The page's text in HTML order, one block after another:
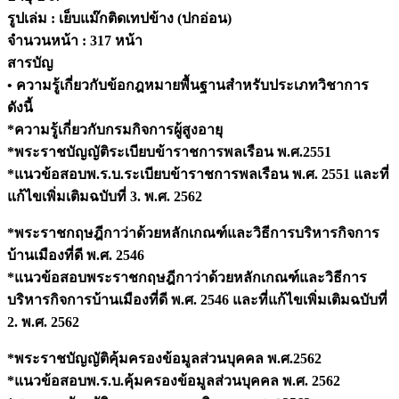
สูง
อายุ
ปี
67
quantity
รูปเล่ม : เย็บแม๊กติดเทปข้าง (ปกอ่อน)
จำนวนหน้า : 317 หน้า
สารบัญ
• ความรู้เกี่ยวกับข้อกฎหมายพื้นฐานสำหรับประเภทวิชาการ
ดังนี้
*ความรู้เกี่ยวกับกรมกิจการผู้สูงอายุ
*พระราชบัญญัติระเบียบข้าราชการพลเรือน พ.ศ.2551
*แนวข้อสอบพ.ร.บ.ระเบียบข้าราชการพลเรือน พ.ศ. 2551 และที่
แก้ไขเพิ่มเติมฉบับที่ 3. พ.ศ. 2562
*พระราชกฤษฎีกาว่าด้วยหลักเกณฑ์และวิธีการบริหารกิจการ
บ้านเมืองที่ดี พ.ศ. 2546
*แนวข้อสอบพระราชกฤษฎีกาว่าด้วยหลักเกณฑ์และวิธีการ
บริหารกิจการบ้านเมืองที่ดี พ.ศ. 2546 และที่แก้ไขเพิ่มเติมฉบับที่
2. พ.ศ. 2562
*พระราชบัญญัติคุ้มครองข้อมูลส่วนบุคคล พ.ศ.2562
*แนวข้อสอบพ.ร.บ.คุ้มครองข้อมูลส่วนบุคคล พ.ศ. 2562